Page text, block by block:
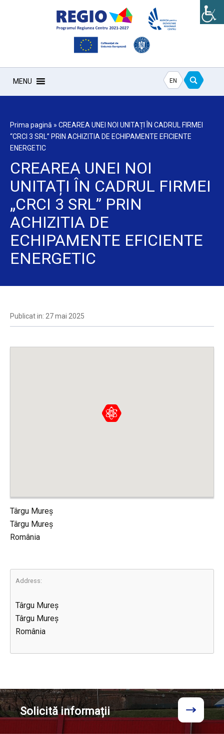
MENU EN
Prima pagină » CREAREA UNEI NOI UNITAȚI ÎN CADRUL FIRMEI
“CRCI 3 SRL” PRIN ACHIZITIA DE ECHIPAMENTE EFICIENTE
ENERGETIC
CREAREA UNEI NOI
UNITAȚI ÎN CADRUL FIRMEI
„CRCI 3 SRL” PRIN
ACHIZITIA DE
ECHIPAMENTE EFICIENTE
ENERGETIC
Publicat in: 27 mai 2025
Târgu Mureș
Târgu Mureș
România
Address:
Târgu Mureș
Târgu Mureș
România
Solicităinformații